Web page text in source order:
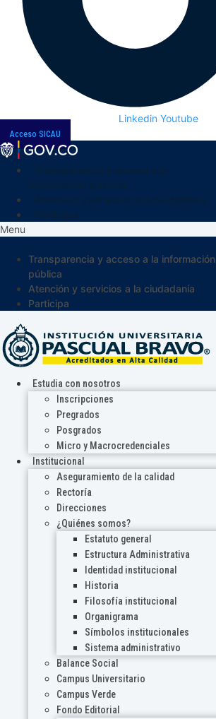
Linkedin Youtube
Acceso SICAU
Menu
Transparencia y acceso a la información
pública
Atención y servicios a la ciudadanía
Participa
Estudia con nosotros
Inscripciones
Pregrados
Posgrados
Micro y Macrocredenciales
Institucional
Aseguramiento de la calidad
Rectoría
Direcciones
¿Quiénes somos?
Estatuto general
Estructura Administrativa
Identidad institucional
Historia
Filosofía institucional
Organigrama
Símbolos institucionales
Sistema administrativo
Balance Social
Campus Universitario
Campus Verde
Fondo Editorial